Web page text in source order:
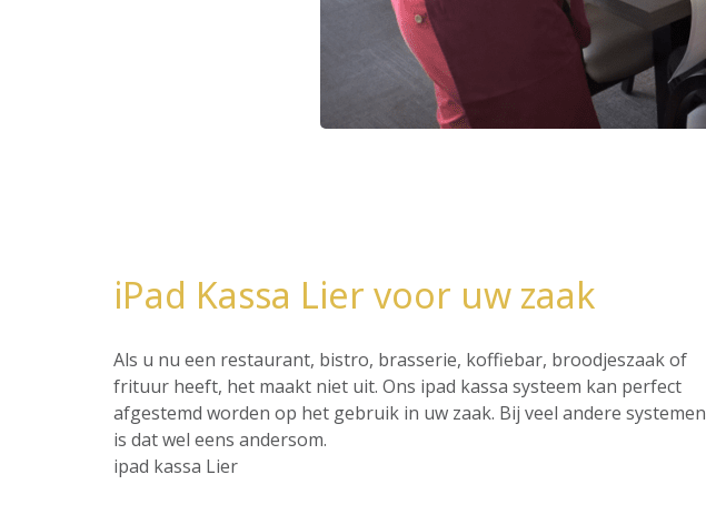
iPad Kassa Lier voor uw zaak
Als u nu een restaurant, bistro, brasserie, koffiebar, broodjeszaak of
frituur heeft, het maakt niet uit. Ons ipad kassa systeem kan perfect
afgestemd worden op het gebruik in uw zaak. Bij veel andere systemen
is dat wel eens andersom.
ipad kassa Lier